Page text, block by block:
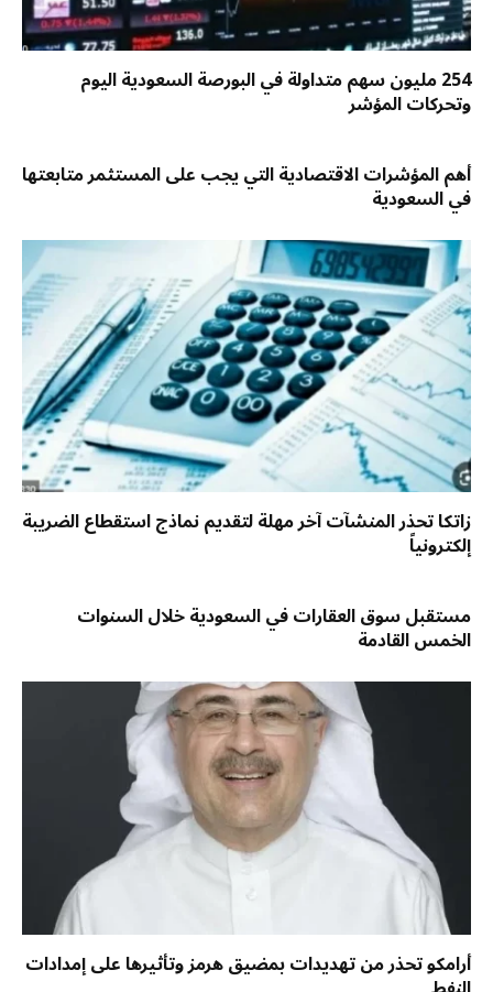
254 مليون سهم متداولة في البورصة السعودية اليوم
وتحركات المؤشر
أهم المؤشرات الاقتصادية التي يجب على المستثمر متابعتها
في السعودية
زاتكا تحذر المنشآت آخر مهلة لتقديم نماذج استقطاع الضريبة
إلكترونياً
مستقبل سوق العقارات في السعودية خلال السنوات
الخمس القادمة
أرامكو تحذر من تهديدات بمضيق هرمز وتأثيرها على إمدادات